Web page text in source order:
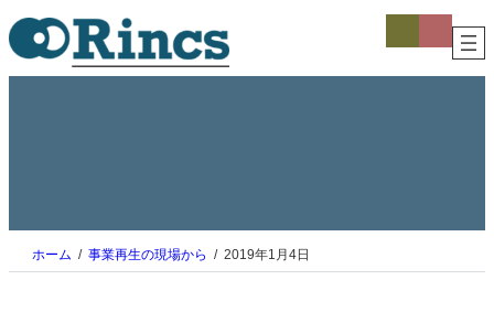
内
容
を
ス
コ
コ
ホーム 事業再生の現場から 2019年1月4日